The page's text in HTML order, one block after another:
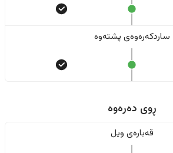
ساردکەرەوەی پشتەوە
ڕوی دەرەوە
قەبارەی ویل